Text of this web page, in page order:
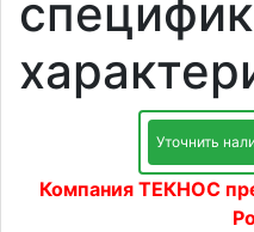
Уточнить
Компания ТЕКНОС